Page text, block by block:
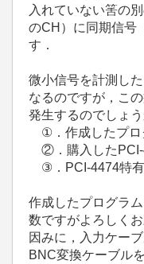
入れていない筈の
のCH）に同期信号
す．
微小信号を計測し
なるのですが，こ
発生するのでしょう
①．作成したプロ
②．購入したPCI-
③．PCI-4474特有
作成したプログラ
数ですがよろしく
因みに，入力ケー
BNC変換ケーブル